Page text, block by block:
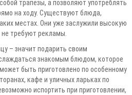
трапезы, а позволяют употреблять
на ходу. Существуют блюда,
местах. Они уже заслужили высокую
требуют рекламы.
– значит подарить своим
знакомым блюдом, которое
быть приготовлено по особенному
кафе и уличных ларьках по
испортить при приготовлении,